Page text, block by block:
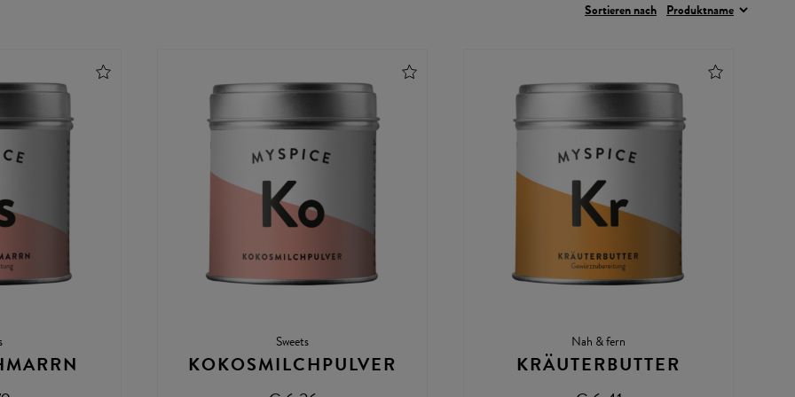
Sortieren nach
Sweets
KOKOSMILCHPULVER
Nah & fern
KRÄUTERBUTTER